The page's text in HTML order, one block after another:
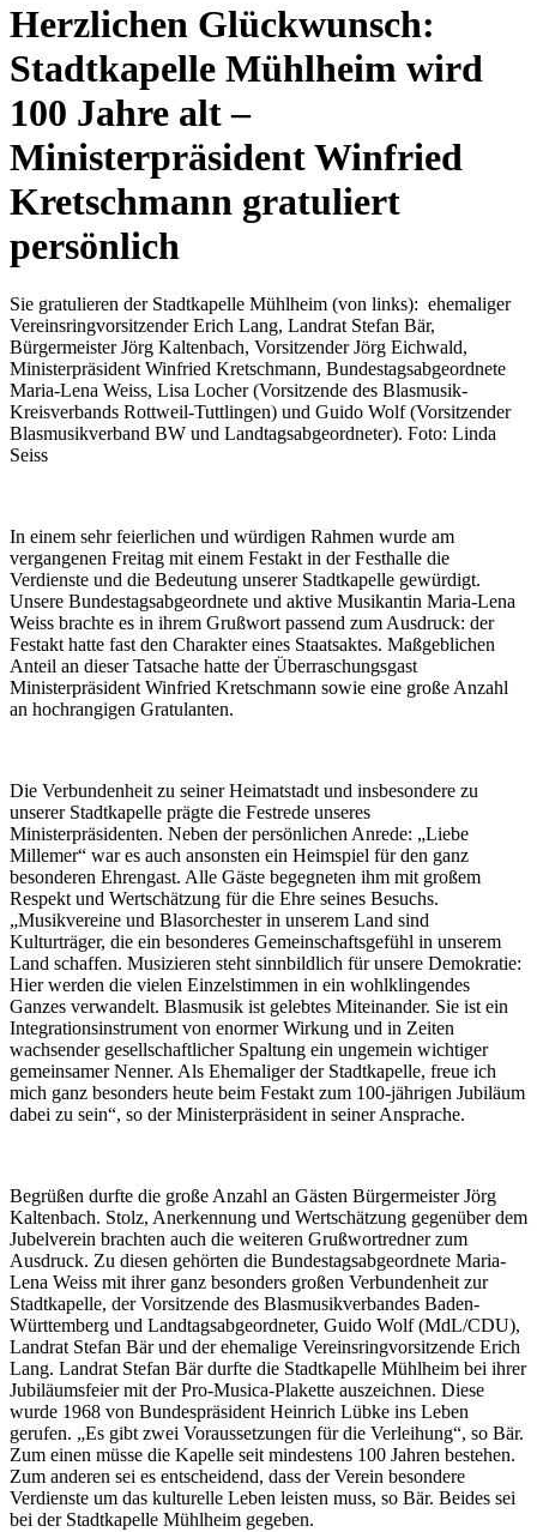
Herzlichen Glückwunsch:
Stadtkapelle Mühlheim wird
100 Jahre alt –
Ministerpräsident Winfried
Kretschmann gratuliert
persönlich
Sie gratulieren der Stadtkapelle Mühlheim (von links): ehemaliger
Vereinsringvorsitzender Erich Lang, Landrat Stefan Bär,
Bürgermeister Jörg Kaltenbach, Vorsitzender Jörg Eichwald,
Ministerpräsident Winfried Kretschmann, Bundestagsabgeordnete
Maria-Lena Weiss, Lisa Locher (Vorsitzende des Blasmusik-
Kreisverbands Rottweil-Tuttlingen) und Guido Wolf (Vorsitzender
Blasmusikverband BW und Landtagsabgeordneter). Foto: Linda
Seiss
In einem sehr feierlichen und würdigen Rahmen wurde am
vergangenen Freitag mit einem Festakt in der Festhalle die
Verdienste und die Bedeutung unserer Stadtkapelle gewürdigt.
Unsere Bundestagsabgeordnete und aktive Musikantin Maria-Lena
Weiss brachte es in ihrem Grußwort passend zum Ausdruck: der
Festakt hatte fast den Charakter eines Staatsaktes. Maßgeblichen
Anteil an dieser Tatsache hatte der Überraschungsgast
Ministerpräsident Winfried Kretschmann sowie eine große Anzahl
an hochrangigen Gratulanten.
Die Verbundenheit zu seiner Heimatstadt und insbesondere zu
unserer Stadtkapelle prägte die Festrede unseres
Ministerpräsidenten. Neben der persönlichen Anrede: „Liebe
Millemer“ war es auch ansonsten ein Heimspiel für den ganz
besonderen Ehrengast. Alle Gäste begegneten ihm mit großem
Respekt und Wertschätzung für die Ehre seines Besuchs.
„Musikvereine und Blasorchester in unserem Land sind
Kulturträger, die ein besonderes Gemeinschaftsgefühl in unserem
Land schaffen. Musizieren steht sinnbildlich für unsere Demokratie:
Hier werden die vielen Einzelstimmen in ein wohlklingendes
Ganzes verwandelt. Blasmusik ist gelebtes Miteinander. Sie ist ein
Integrationsinstrument von enormer Wirkung und in Zeiten
wachsender gesellschaftlicher Spaltung ein ungemein wichtiger
gemeinsamer Nenner. Als Ehemaliger der Stadtkapelle, freue ich
mich ganz besonders heute beim Festakt zum 100-jährigen Jubiläum
dabei zu sein“, so der Ministerpräsident in seiner Ansprache.
Begrüßen durfte die große Anzahl an Gästen Bürgermeister Jörg
Kaltenbach. Stolz, Anerkennung und Wertschätzung gegenüber dem
Jubelverein brachten auch die weiteren Grußwortredner zum
Ausdruck. Zu diesen gehörten die Bundestagsabgeordnete Maria-
Lena Weiss mit ihrer ganz besonders großen Verbundenheit zur
Stadtkapelle, der Vorsitzende des Blasmusikverbandes Baden-
Württemberg und Landtagsabgeordneter, Guido Wolf (MdL/CDU),
Landrat Stefan Bär und der ehemalige Vereinsringvorsitzende Erich
Lang. Landrat Stefan Bär durfte die Stadtkapelle Mühlheim bei ihrer
Jubiläumsfeier mit der Pro-Musica-Plakette auszeichnen. Diese
wurde 1968 von Bundespräsident Heinrich Lübke ins Leben
gerufen. „Es gibt zwei Voraussetzungen für die Verleihung“, so Bär.
Zum einen müsse die Kapelle seit mindestens 100 Jahren bestehen.
Zum anderen sei es entscheidend, dass der Verein besondere
Verdienste um das kulturelle Leben leisten muss, so Bär. Beides sei
bei der Stadtkapelle Mühlheim gegeben.